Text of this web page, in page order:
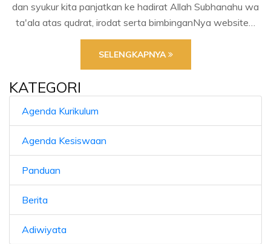
dan syukur kita panjatkan ke hadirat Allah Subhanahu wa
ta'ala atas qudrat, irodat serta bimbinganNya website…
SELENGKAPNYA
KATEGORI
Agenda Kurikulum
Agenda Kesiswaan
Panduan
Berita
Adiwiyata